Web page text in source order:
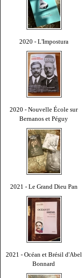
2020 - L'Impostura
2020 - Nouvelle École sur
Bernanos et Péguy
2021 - Le Grand Dieu Pan
2021 - Océan et Brésil d'Abel
Bonnard